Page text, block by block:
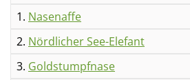
1. Nasenaffe
2. Nördlicher See-Elefant
3. Goldstumpfnase